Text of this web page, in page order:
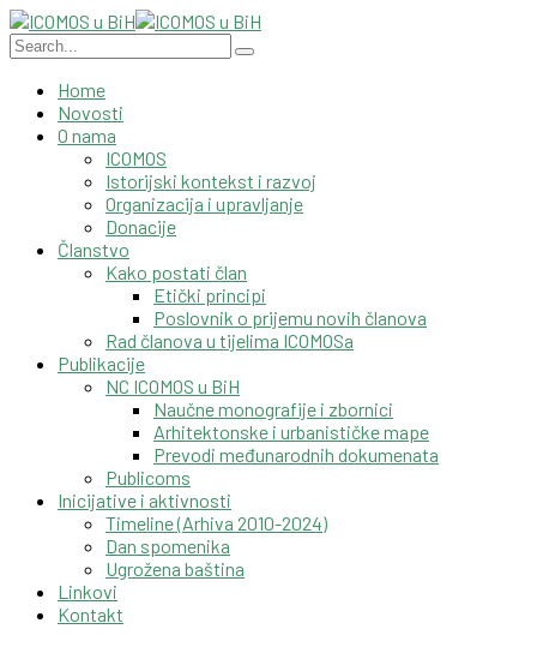
Home
Novosti
O nama
ICOMOS
Istorijski kontekst i razvoj
Organizacija i upravljanje
Donacije
Članstvo
Kako postati član
Etički principi
Poslovnik o prijemu novih članova
Rad članova u tijelima ICOMOSa
Publikacije
NC ICOMOS u BiH
Naučne monografije i zbornici
Arhitektonske i urbanističke mape
Prevodi međunarodnih dokumenata
Publicoms
Inicijative i aktivnosti
Timeline (Arhiva 2010-2024)
Dan spomenika
Ugrožena baština
Linkovi
Kontakt